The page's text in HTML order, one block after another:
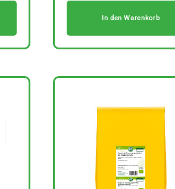
In den Warenkorb